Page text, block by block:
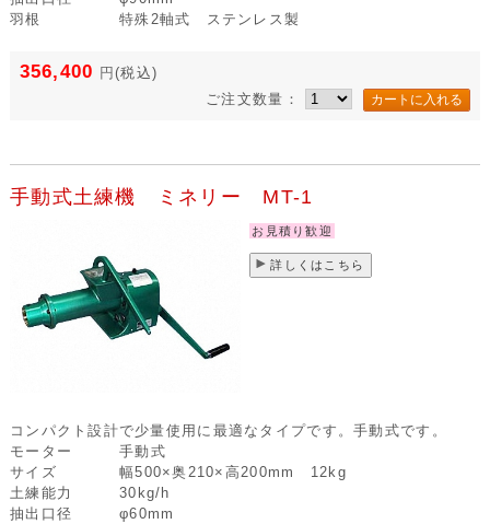
羽根
特殊2軸式 ステンレス製
356,400 円(税込)
ご注文数量：
手動式土練機 ミネリー MT-1
お見積り歓迎
詳しくはこちら
コンパクト設計で少量使用に最適なタイプです。手動式です。
モーター
手動式
サイズ
幅500×奥210×高200mm 12kg
土練能力
30kg/h
抽出口径
φ60mm